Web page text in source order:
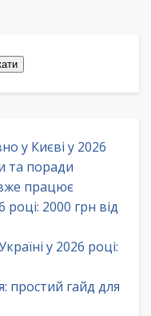
у Києві у 2026
та поради
працює
році: 2000 грн від
у 2026 році:
простий гайд для